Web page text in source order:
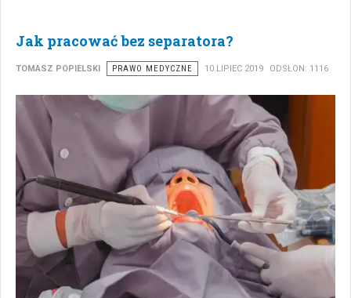
Jak pracować bez separatora?
TOMASZ POPIELSKI PRAWO MEDYCZNE 10 LIPIEC 2019 ODSŁON: 1116